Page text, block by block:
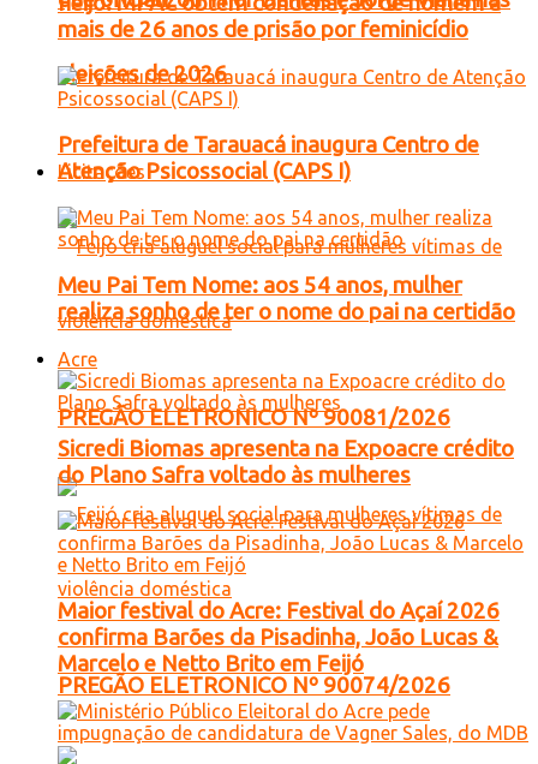
eleições de 2026
Licitações
PREGÃO ELETRONICO Nº 90081/2026
PREGÃO ELETRONICO Nº 90074/2026
mais de 26 anos de prisão por feminicídio
Prefeitura de Tarauacá inaugura Centro de
Atenção Psicossocial (CAPS I)
Meu Pai Tem Nome: aos 54 anos, mulher
realiza sonho de ter o nome do pai na certidão
Acre
Sicredi Biomas apresenta na Expoacre crédito
do Plano Safra voltado às mulheres
Maior festival do Acre: Festival do Açaí 2026
confirma Barões da Pisadinha, João Lucas &
Marcelo e Netto Brito em Feijó